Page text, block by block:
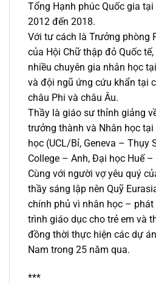
Tổng Hạnh phúc Quốc gia
2012 đến 2018.
Với tư cách là Trưởng phòng
của Hội Chữ thập đỏ Quốc
nhiều chuyên gia nhân học
và đội ngũ ứng cứu khẩn tại
châu Phi và châu Âu.
Thầy là giáo sư thỉnh giảng
trưởng thành và Nhân học
học (UCL/Bỉ, Geneva – Thụy
College – Anh, Đại học Huế –
Cùng với người vợ yêu quý
thầy sáng lập nên Quỹ
chính phủ vì nhân học –
trình giáo dục cho trẻ em và
đồng thời thực hiện các dự
Nam trong 25 năm qua.
***